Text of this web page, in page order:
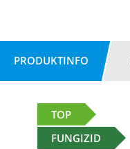
PRODUKTINFO
TOP
FUNGIZID